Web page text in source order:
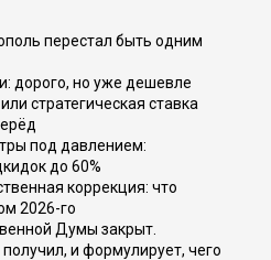
перестал быть одним
дорого, но уже дешевле
стратегическая ставка
под давлением:
до 60%
коррекция: что
2026-го
Думы закрыт.
и формулирует, чего